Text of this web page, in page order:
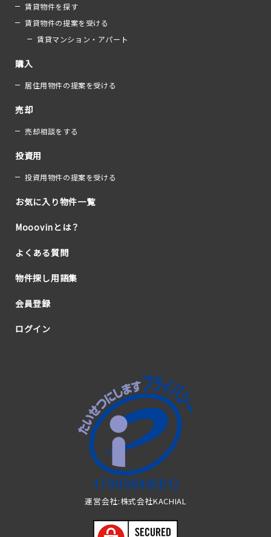
賃貸物件を探す
賃貸物件の提案を受ける
賃貸マンション・アパート
購入
居住用物件の提案を受ける
売却
売却相談をする
投資用
投資用物件の提案を受ける
お気に入り物件一覧
Mooovinとは？
よくある質問
物件探し用語集
会員登録
ログイン
運営会社:株式会社KACHIAL